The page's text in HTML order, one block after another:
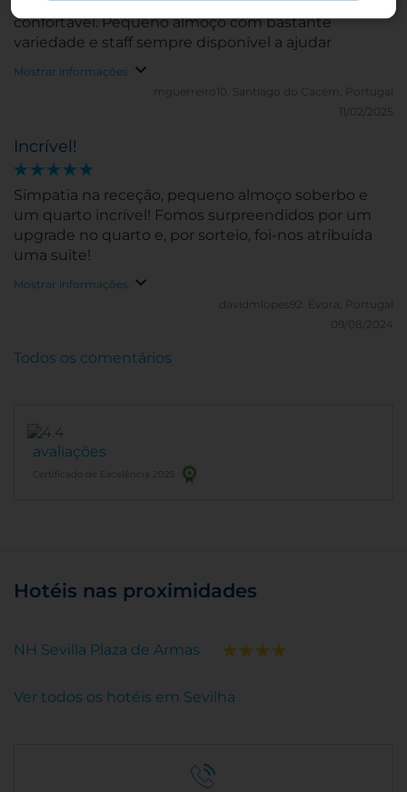
confortável. Pequeno almoço com bastante
variedade e staff sempre disponível a ajudar
Mostrar informações
mguerreiro10.
Santiago do Cacém, Portugal
11/02/2025
Incrível!
Simpatia na receção, pequeno almoço soberbo e
um quarto incrível! Fomos surpreendidos por um
upgrade no quarto e, por sorteio, foi-nos atribuída
uma suite!
Mostrar informações
davidmlopes92.
Évora, Portugal
09/08/2024
avaliações
Certificado de Excelência 2025
Todos os comentários
Hotéis nas proximidades
NH Sevilla Plaza de Armas
Ver todos os hotéis em Sevilha